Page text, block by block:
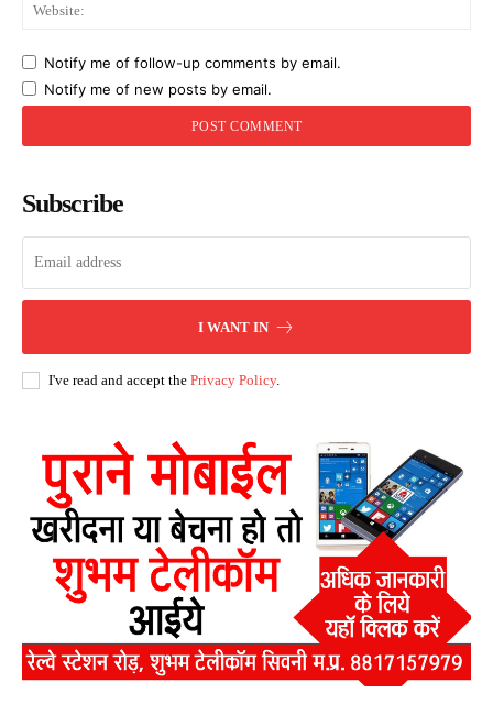
Notify me of follow-up comments by email.
Notify me of new posts by email.
Subscribe
I WANT IN
I've read and accept the Privacy Policy.